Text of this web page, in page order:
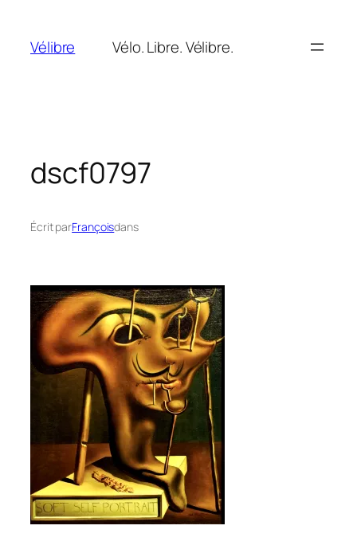
contenu
Vélibre Vélo. Libre. Vélibre.
dscf0797
Écrit parFrançoisdans